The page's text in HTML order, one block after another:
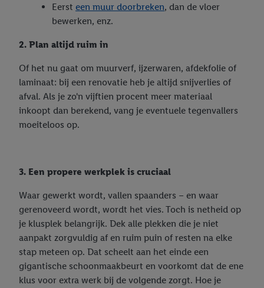
Eerst een muur doorbreken, dan de vloer
bewerken, enz.
2. Plan altijd ruim in
Of het nu gaat om muurverf, ijzerwaren, afdekfolie of
laminaat: bij een renovatie heb je altijd snijverlies of
afval. Als je zo'n vijftien procent meer materiaal
inkoopt dan berekend, vang je eventuele tegenvallers
moeiteloos op.
3. Een propere werkplek is cruciaal
Waar gewerkt wordt, vallen spaanders – en waar
gerenoveerd wordt, wordt het vies. Toch is netheid op
je klusplek belangrijk. Dek alle plekken die je niet
aanpakt zorgvuldig af en ruim puin of resten na elke
stap meteen op. Dat scheelt aan het einde een
gigantische schoonmaakbeurt en voorkomt dat de ene
klus voor extra werk bij de volgende zorgt. Hoe je